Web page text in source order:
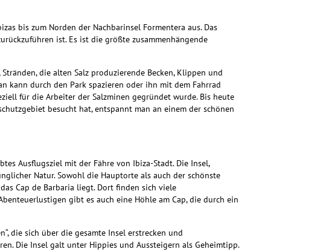
bis zum Norden der Nachbarinsel Formentera aus. Das
ist. Es ist die größte zusammenhängende
die alten Salz produzierende Becken, Klippen und
kann durch den Park spazieren oder ihn mit dem Fahrrad
für die Arbeiter der Salzminen gegründet wurde. Bis heute
besucht hat, entspannt man an einem der schönen
Ausflugsziel mit der Fähre von Ibiza-Stadt. Die Insel,
Natur.Sowohl die Hauptorte als auch der schönste
Cap de Barbaria liegt. Dort finden sich viele
gibt es auch eine Höhle am Cap, die durch ein
die sich über die gesamte Insel erstrecken und
Die Insel galt unter Hippies und Aussteigern als Geheimtipp.